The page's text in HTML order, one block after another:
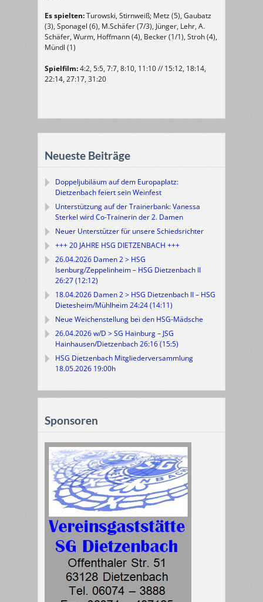
Es spielten:Turowski, Stirnweiß; Metz (5), Gaubatz
(3), Sponagel (6), M.Schäfer (7/3), Jünger, Lehr, A.
Schäfer, Wurm, Hoffmann (4), Becker (1/1), Stroh (4),
Mündl (1)
Spielfilm:4:2, 5:5, 7:7, 8:10, 11:10 // 15:12, 18:14,
22:14, 27:17, 31:20
Neueste Beiträge
Doppeljubiläum auf dem Europaplatz:
Dietzenbach feiert sein Weinfest
Unterstützung auf der Trainerbank: Vanessa
Sterkel wird Co-Trainerin der 2. Damen
Neuer Unterstützer für unsere Schiedsrichter
+++ 20 JAHRE HSG DIETZENBACH +++
26.04.2026 Damen 2 > HSG
Isenburg/Zeppelinheim – HSG Dietzenbach II
26:27 (12:12)
18.04.2026 Damen 2 > HSG Dietzenbach II – HSG
Dietesheim/Mühlheim 24:24 (14:11)
Neue Weichenstellung bei den HSG-Mädsche
26.04.2026 w/D > SG Hainburg – JSG
Hainhausen/Dietzenbach 26:16 (15:5)
HSG Dietzenbach Mitgliederversammlung
18.05.2026 19:00h
Sponsoren